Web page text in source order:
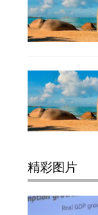
精彩图片